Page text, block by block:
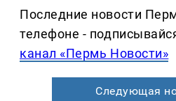
Последние новости
телефоне -
канал «Пермь Новости»
Следующая